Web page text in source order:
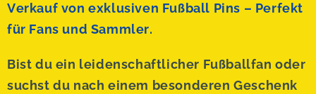
Verkauf von exklusiven Fußball Pins – Perfekt
für Fans und Sammler.
Bist du ein leidenschaftlicher Fußballfan oder
suchst du nach einem besonderen Geschenk